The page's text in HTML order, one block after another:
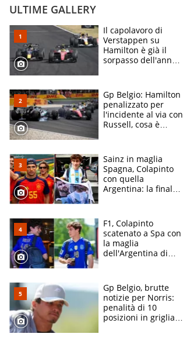
ULTIME GALLERY
Il capolavoro di
Verstappen su
Hamilton è già il
sorpasso dell'anno:
2021
Gp Belgio: Hamilton
penalizzato per
l'incidente al via con
Russell, cosa è
Sainz in maglia
Spagna, Colapinto
con quella
Argentina: la finale
vede l'ora
F1, Colapinto
scatenato a Spa con
la maglia
dell'Argentina di
le parolacce"
Gp Belgio, brutte
notizie per Norris:
penalità di 10
posizioni in griglia,